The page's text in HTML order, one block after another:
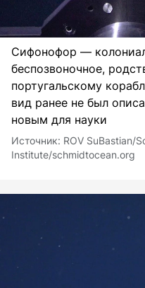
Сифонофор —
беспозвоночное,
португальскому
вид ранее не был
новым для науки
Источник: ROV SuBastian/
Institute/schmidtocean.org